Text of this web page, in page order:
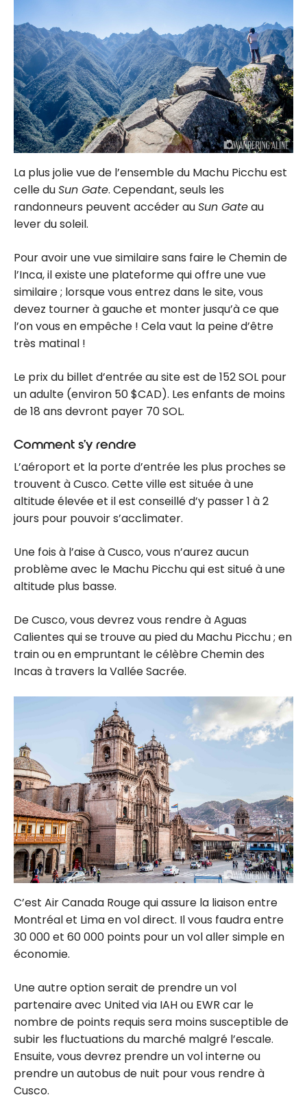
La plus jolie vue de l’ensemble du Machu Picchu est
celle duSun Gate. Cependant, seuls les
randonneurs peuvent accéder auSun Gateau
lever du soleil.
Pour avoir une vue similaire sans faire le Chemin de
l’Inca, il existe une plateforme qui offre une vue
similaire ; lorsque vous entrez dans le site, vous
devez tourner à gauche et monter jusqu’à ce que
l’on vous en empêche ! Cela vaut la peine d’être
très matinal !
Le prix du billet d’entrée au site est de 152 SOL pour
un adulte (environ 50 $CAD). Les enfants de moins
de 18 ans devront payer 70 SOL.
Comment s’y rendre
L’aéroport et la porte d’entrée les plus proches se
trouvent à Cusco. Cette ville est située à une
altitude élevée et il est conseillé d’y passer 1 à 2
jours pour pouvoir s’acclimater.
Une fois à l’aise à Cusco, vous n’aurez aucun
problème avec le Machu Picchu qui est situé à une
altitude plus basse.
De Cusco, vous devrez vous rendre à Aguas
Calientes qui se trouve au pied du Machu Picchu ; en
train ou en empruntant le célèbre Chemin des
Incas à travers la Vallée Sacrée.
C’est Air Canada Rouge qui assure la liaison entre
Montréal et Lima en vol direct. Il vous faudra entre
30 000 et 60 000 points pour un vol aller simple en
économie.
Une autre option serait de prendre un vol
partenaire avec United via IAH ou EWR car le
nombre de points requis sera moins susceptible de
subir les fluctuations du marché malgré l’escale.
Ensuite, vous devrez prendre un vol interne ou
prendre un autobus de nuit pour vous rendre à
Cusco.